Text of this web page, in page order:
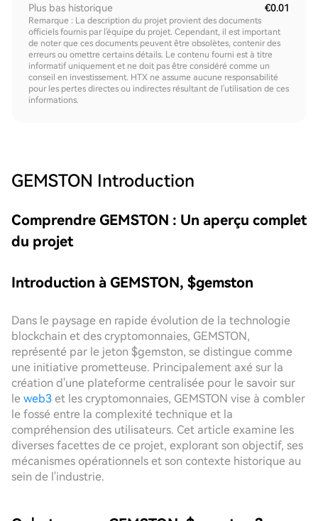
Plus bas historique
€0.01
Remarque : La description du projet provient des documents
officiels fournis par l'équipe du projet. Cependant, il est important
de noter que ces documents peuvent être obsolètes, contenir des
erreurs ou omettre certains détails. Le contenu fourni est à titre
informatif uniquement et ne doit pas être considéré comme un
conseil en investissement. HTX ne assume aucune responsabilité
pour les pertes directes ou indirectes résultant de l'utilisation de ces
informations.
GEMSTON Introduction
Comprendre GEMSTON : Un aperçu complet
du projet
Introduction à GEMSTON, $gemston
Dans le paysage en rapide évolution de la technologie
blockchain et des cryptomonnaies, GEMSTON,
représenté par le jeton $gemston, se distingue comme
une initiative prometteuse. Principalement axé sur la
création d'une plateforme centralisée pour le savoir sur
le web3 et les cryptomonnaies, GEMSTON vise à combler
le fossé entre la complexité technique et la
compréhension des utilisateurs. Cet article examine les
diverses facettes de ce projet, explorant son objectif, ses
mécanismes opérationnels et son contexte historique au
sein de l'industrie.